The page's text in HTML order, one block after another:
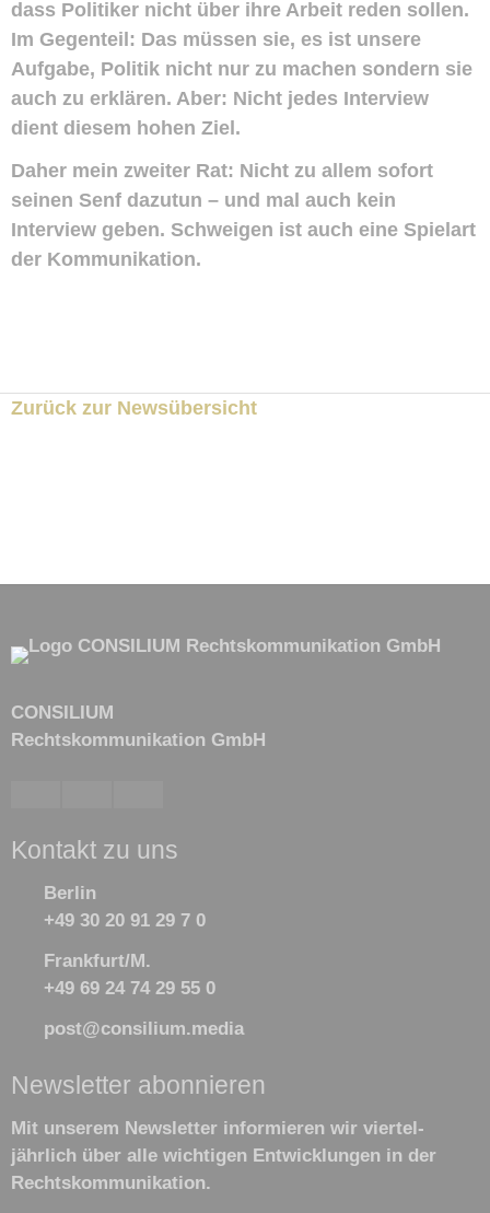
dass Politiker nicht über ihre Arbeit reden sollen.
Im Gegenteil: Das müssen sie, es ist unsere
Aufgabe, Politik nicht nur zu machen sondern sie
auch zu erklären. Aber: Nicht jedes Interview
dient diesem hohen Ziel.
Daher mein zweiter Rat: Nicht zu allem sofort
seinen Senf dazutun – und mal auch kein
Interview geben. Schweigen ist auch eine Spielart
der Kommunikation.
Zurück zur Newsübersicht
CONSILIUM
Rechtskommunikation GmbH
Kontakt zu uns
Berlin
+49 30 20 91 29 7 0
Frankfurt/M.
+49 69 24 74 29 55 0
post@consilium.media
Newsletter abonnieren
Mit unserem Newsletter informieren wir viertel­
jährlich über alle wichtigen Ent­wick­lun­gen in der
Rechts­kommu­nikation.